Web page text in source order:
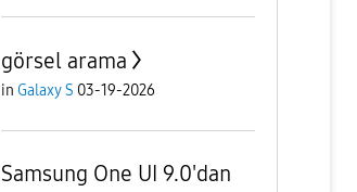
görsel arama
in Galaxy S 03-19-2026
Samsung One UI 9.0'dan